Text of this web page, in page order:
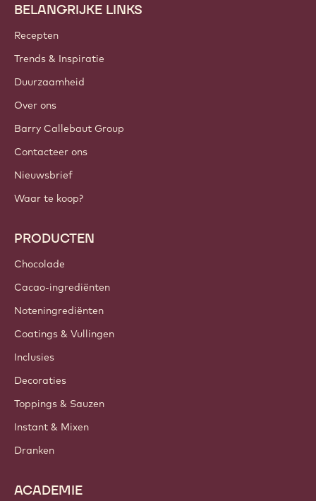
Footer
Callebaut
BELANGRIJKE LINKS
Recepten
Trends & Inspiratie
Duurzaamheid
Over ons
Barry Callebaut Group
Contacteer ons
Nieuwsbrief
Waar te koop?
PRODUCTEN
Chocolade
Cacao-ingrediënten
Noteningrediënten
Coatings & Vullingen
Inclusies
Decoraties
Toppings & Sauzen
Instant & Mixen
Dranken
ACADEMIE